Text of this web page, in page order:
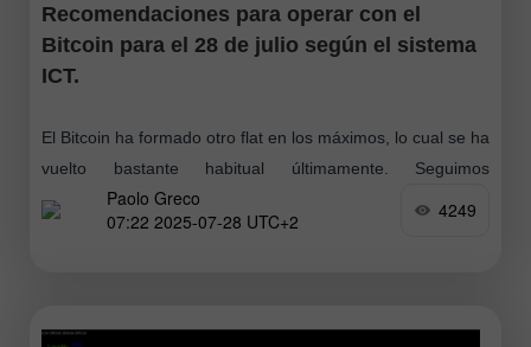
Recomendaciones para operar con el
Bitcoin para el 28 de julio según el sistema
ICT.
El Bitcoin ha formado otro flat en los máximos, lo cual se ha
vuelto bastante habitual últimamente. Seguimos
observando correcciones del Bitcoin muy raramente. Los
participantes institucionales del mercado continúan
Paolo Greco
07:22 2025-07-28 UTC+2
4249